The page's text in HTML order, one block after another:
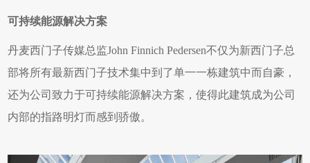
可持续能源解决方案
丹麦西门子传媒总监John Finnich Pedersen不仅为新西门子总
部将所有最新西门子技术集中到了单一一栋建筑中而自豪，
还为公司致力于可持续能源解决方案，使得此建筑成为公司
内部的指路明灯而感到骄傲。